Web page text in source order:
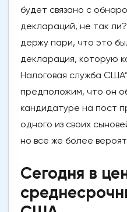
будет связано с
деклараций, не так
держу пари, что это
декларация, которую
Налоговая служба
предположим, что он
кандидатуре на пост
одного из своих
но все же более
Сегодня в